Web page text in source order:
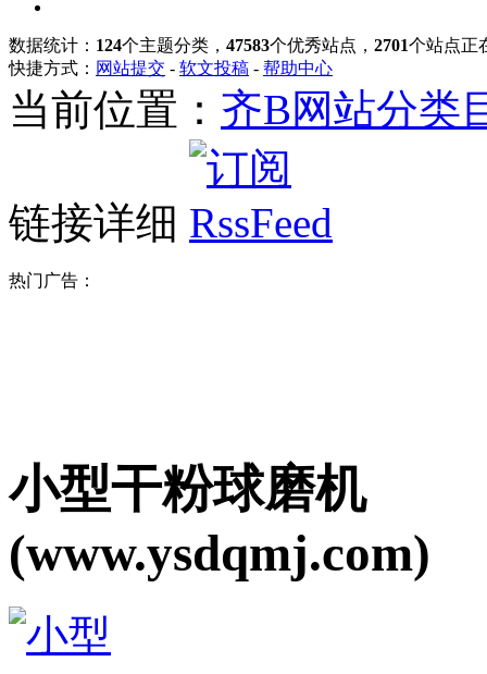
数据统计： 124个主题分类， 47583个优秀站点， 2701个站点正
快捷方式： 网站提交 - 软文投稿 - 帮助中心
当前位置： 齐B网站分类
链接详细
热门广告：
小型干粉球磨机
(www.ysdqmj.com)